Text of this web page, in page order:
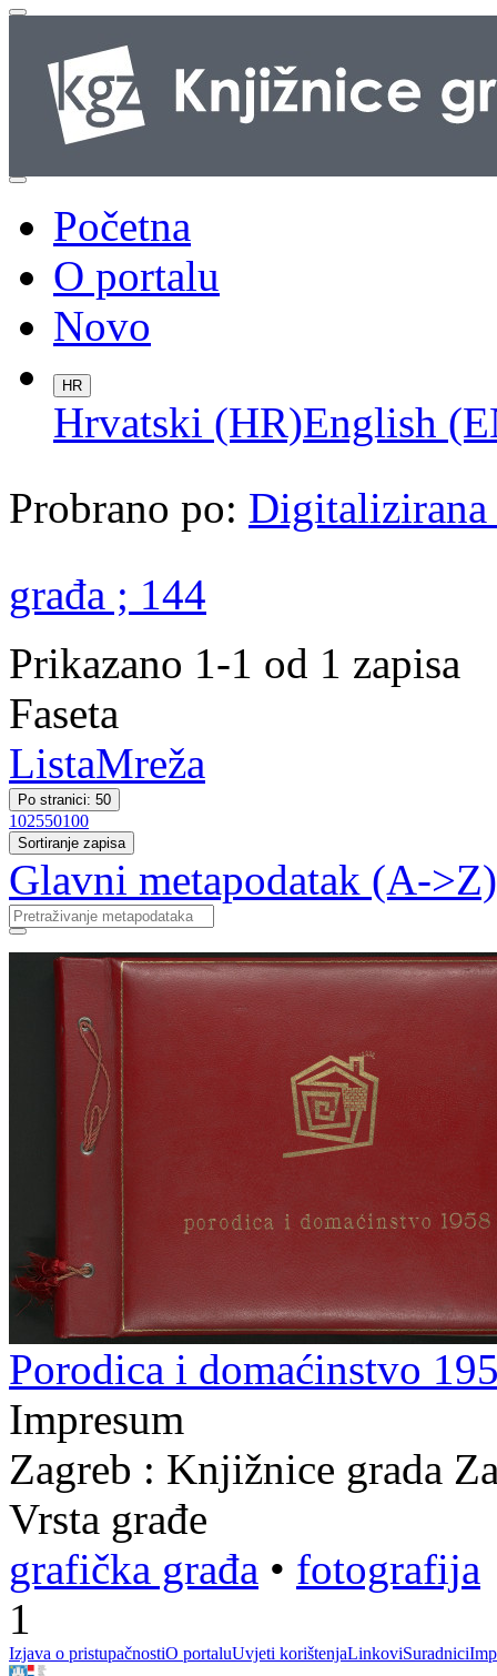
Početna
O portalu
Novo
HR
Hrvatski (HR)English
Probrano po: Digitalizirana
građa ; 144
Prikazano 1-1 od 1 zapisa
Faseta
ListaMreža
Po stranici: 50
102550100
Sortiranje zapisa
Glavni metapodatak (A->Z)
Porodica i domaćinstvo
Impresum
Zagreb : Knjižnice grada
Vrsta građe
grafička građa • fotografija
1
Izjava o pristupačnostiO portaluUvjeti korištenjaLinkoviSuradnici